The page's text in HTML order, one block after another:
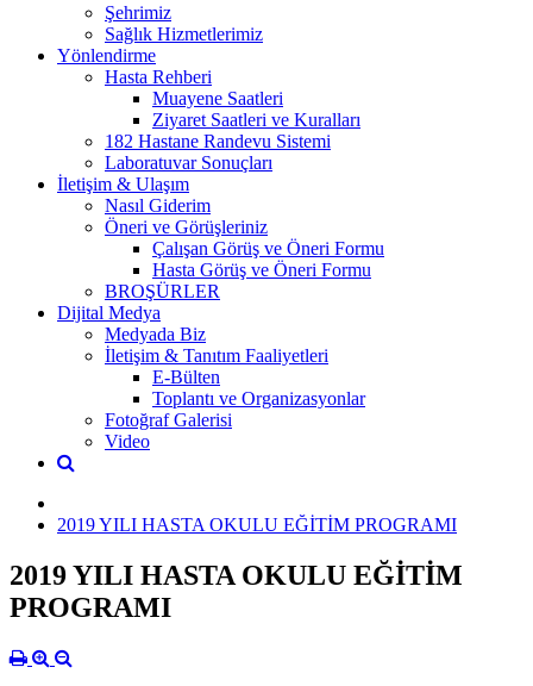
Şehrimiz
Sağlık Hizmetlerimiz
Yönlendirme
Hasta Rehberi
Muayene Saatleri
Ziyaret Saatleri ve Kuralları
182 Hastane Randevu Sistemi
Laboratuvar Sonuçları
İletişim & Ulaşım
Nasıl Giderim
Öneri ve Görüşleriniz
Çalışan Görüş ve Öneri Formu
Hasta Görüş ve Öneri Formu
BROŞÜRLER
Dijital Medya
Medyada Biz
İletişim & Tanıtım Faaliyetleri
E-Bülten
Toplantı ve Organizasyonlar
Fotoğraf Galerisi
Video
2019 YILI HASTA OKULU EĞİTİM PROGRAMI
2019 YILI HASTA OKULU EĞİTİM
PROGRAMI